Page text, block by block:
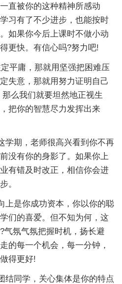
直被你的这种精神所感动
习有了不少进步，也能按时
如果你今后上课时不做小动
更快。有信心吗?努力吧!
平庸，那就用坚强把困难压
失意，那就用努力证明自己
么我们就要坦然地正视生
把你的智慧尽力发挥出来
学期，老师很高兴看到你不再
没有你的身影了。如果你上
有错及时改正，相信你会进
。
上是你成功资本，你以你的聪
们的喜爱。但不知为何，这
气氛气氛把握时机，扬长避
的每一个机会，每一分钟，
得更好!
结同学，关心集体是你的特点